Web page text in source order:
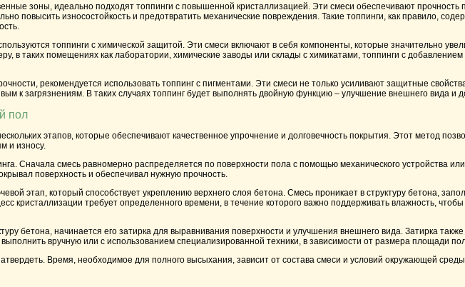
зоны, идеально подходят топпинги с повышенной кристаллизацией. Эти смеси обеспечивают
повысить износостойкость и предотвратить механические повреждения. Такие топпинги, как правило,
топпинги с химической защитой. Эти смеси включают в себя компоненты, которые значительно
в таких помещениях как лаборатории, химические заводы или склады с химикатами, топпинги с
рекомендуется использовать топпинг с пигментами. Эти смеси не только усиливают защитные
к загрязнениям. В таких случаях топпинг будет выполнять двойную функцию – улучшение внешнего вида и
пол
этапов, которые обеспечивают качественное упрочнение и долговечность покрытия. Этот метод
и износу.
Сначала смесь равномерно распределяется по поверхности пола с помощью механического устройства
поверхность и обеспечивал нужную прочность.
этап, который способствует укреплению верхнего слоя бетона. Смесь проникает в структуру бетона,
кристаллизации требует определенного времени, в течение которого важно поддерживать влажность,
бетона, начинается его затирка для выравнивания поверхности и улучшения внешнего вида. Затирка
вручную или с использованием специализированной техники, в зависимости от размера площади
Время, необходимое для полного высыхания, зависит от состава смеси и условий окружающей